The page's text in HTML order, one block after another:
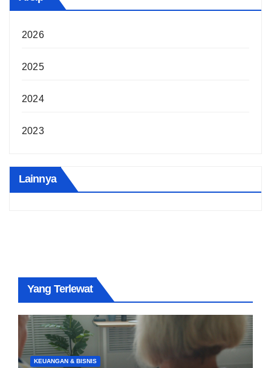
2026
2025
2024
2023
Lainnya
Yang Terlewat
KEUANGAN & BISNIS